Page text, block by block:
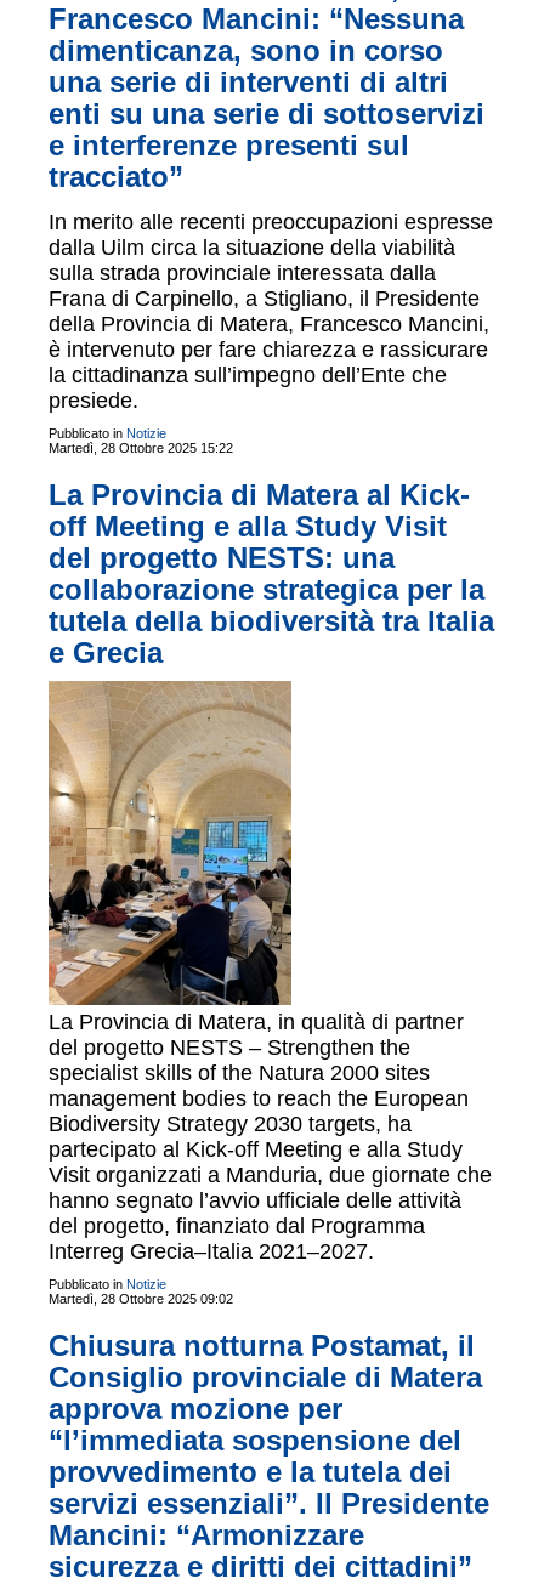
Francesco Mancini: “Nessuna
dimenticanza, sono in corso
una serie di interventi di altri
enti su una serie di sottoservizi
e interferenze presenti sul
tracciato”
In merito alle recenti preoccupazioni espresse
dalla Uilm circa la situazione della viabilità
sulla strada provinciale interessata dalla
Frana di Carpinello, a Stigliano, il Presidente
della Provincia di Matera, Francesco Mancini,
è intervenuto per fare chiarezza e rassicurare
la cittadinanza sull’impegno dell’Ente che
presiede.
Pubblicato in Notizie
Martedì, 28 Ottobre 2025 15:22
La Provincia di Matera al Kick-
off Meeting e alla Study Visit
del progetto NESTS: una
collaborazione strategica per la
tutela della biodiversità tra Italia
e Grecia
La Provincia di Matera, in qualità di partner
del progetto NESTS – Strengthen the
specialist skills of the Natura 2000 sites
management bodies to reach the European
Biodiversity Strategy 2030 targets, ha
partecipato al Kick-off Meeting e alla Study
Visit organizzati a Manduria, due giornate che
hanno segnato l’avvio ufficiale delle attività
del progetto, finanziato dal Programma
Interreg Grecia–Italia 2021–2027.
Pubblicato in Notizie
Martedì, 28 Ottobre 2025 09:02
Chiusura notturna Postamat, il
Consiglio provinciale di Matera
approva mozione per
“l’immediata sospensione del
provvedimento e la tutela dei
servizi essenziali”. Il Presidente
Mancini: “Armonizzare
sicurezza e diritti dei cittadini”